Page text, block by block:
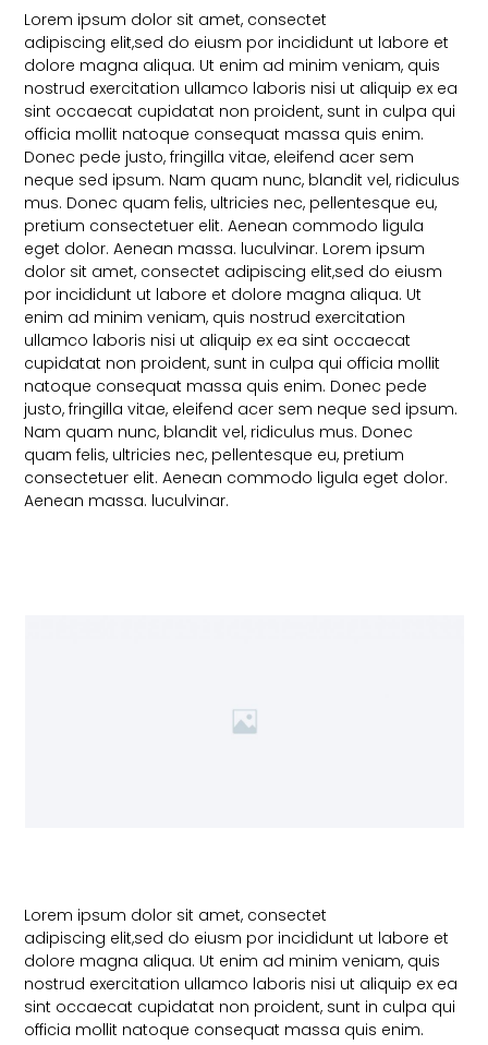
Lorem ipsum dolor sit amet, consectet
adipiscing elit,sed do eiusm por incididunt ut labore et
dolore magna aliqua. Ut enim ad minim veniam, quis
nostrud exercitation ullamco laboris nisi ut aliquip ex ea
sint occaecat cupidatat non proident, sunt in culpa qui
officia mollit natoque consequat massa quis enim.
Donec pede justo, fringilla vitae, eleifend acer sem
neque sed ipsum. Nam quam nunc, blandit vel, ridiculus
mus. Donec quam felis, ultricies nec, pellentesque eu,
pretium consectetuer elit. Aenean commodo ligula
eget dolor. Aenean massa. luculvinar. Lorem ipsum
dolor sit amet, consectet adipiscing elit,sed do eiusm
por incididunt ut labore et dolore magna aliqua. Ut
enim ad minim veniam, quis nostrud exercitation
ullamco laboris nisi ut aliquip ex ea sint occaecat
cupidatat non proident, sunt in culpa qui officia mollit
natoque consequat massa quis enim. Donec pede
justo, fringilla vitae, eleifend acer sem neque sed ipsum.
Nam quam nunc, blandit vel, ridiculus mus. Donec
quam felis, ultricies nec, pellentesque eu, pretium
consectetuer elit. Aenean commodo ligula eget dolor.
Aenean massa. luculvinar.
Lorem ipsum dolor sit amet, consectet
adipiscing elit,sed do eiusm por incididunt ut labore et
dolore magna aliqua. Ut enim ad minim veniam, quis
nostrud exercitation ullamco laboris nisi ut aliquip ex ea
sint occaecat cupidatat non proident, sunt in culpa qui
officia mollit natoque consequat massa quis enim.